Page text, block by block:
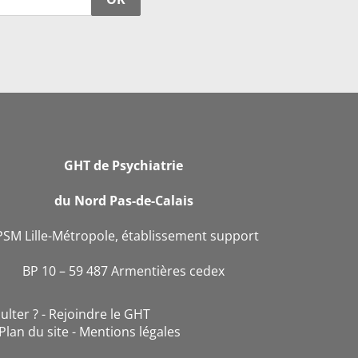
GHT de Psychiatrie
du Nord Pas-de-Calais
Lille-Métropole, établissement support
BP 10 – 59 487 Armentières cedex
?
Rejoindre le GHT
Plan du site
Mentions légales